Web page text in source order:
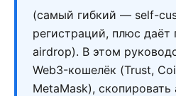
(самый гибкий — self-
регистраций, плюс
airdrop). В этом
Web3-кошелёк (Trust,
MetaMask), скопировать